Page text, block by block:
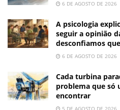
6 DE AGOSTO DE 2026
A psicologia
seguir a opinião
desconfiamos
6 DE AGOSTO DE 2026
Cada turbina
problema que só
encontrar
5 DE AGOSTO DE 2026